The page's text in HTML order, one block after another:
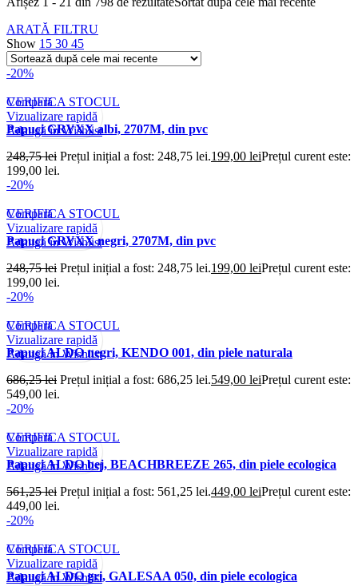
ARATĂ FILTRU
Show 15 30 45
-20%
Compară
Vizualizare rapidă
Adaugă în Wishlist
VERIFICA STOCUL
Papuci GRYXX albi, 2707M, din pvc
248,75lei Prețul inițial a fost: 248,75 lei.199,00 leiPrețul curent este:
199,00 lei.
-20%
Compară
Vizualizare rapidă
Adaugă în Wishlist
VERIFICA STOCUL
Papuci GRYXX negri, 2707M, din pvc
248,75lei Prețul inițial a fost: 248,75 lei.199,00 leiPrețul curent este:
199,00 lei.
-20%
Compară
Vizualizare rapidă
Adaugă în Wishlist
VERIFICA STOCUL
Papuci ALDO negri, KENDO 001, din piele naturala
686,25lei Prețul inițial a fost: 686,25 lei.549,00 leiPrețul curent este:
549,00 lei.
-20%
Compară
Vizualizare rapidă
Adaugă în Wishlist
VERIFICA STOCUL
Papuci ALDO bej, BEACHBREEZE 265, din piele ecologica
561,25lei Prețul inițial a fost: 561,25 lei.449,00 leiPrețul curent este:
449,00 lei.
-20%
Compară
Vizualizare rapidă
Adaugă în Wishlist
VERIFICA STOCUL
Papuci ALDO gri, GALESAA 050, din piele ecologica